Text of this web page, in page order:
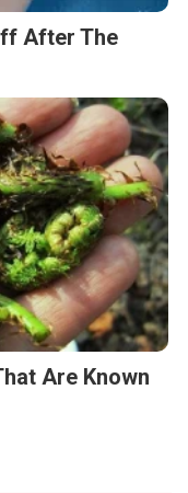
After The
Are Known